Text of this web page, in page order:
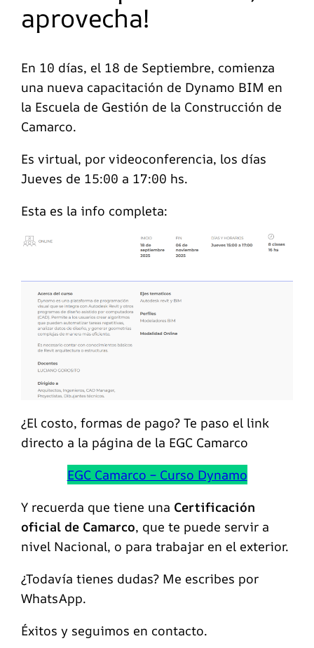
aprovecha!
En 10 días, el 18 de Septiembre, comienza
una nueva capacitación de Dynamo BIM en
la Escuela de Gestión de la Construcción de
Camarco.
Es virtual, por videoconferencia, los días
Jueves de 15:00 a 17:00 hs.
Esta es la info completa:
¿El costo, formas de pago? Te paso el link
directo a la página de la EGC Camarco
EGC Camarco – Curso Dynamo
Y recuerda que tiene una Certificación
oficial de Camarco, que te puede servir a
nivel Nacional, o para trabajar en el exterior.
¿Todavía tienes dudas? Me escribes por
WhatsApp.
Éxitos y seguimos en contacto.